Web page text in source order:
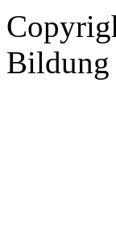
Bildung